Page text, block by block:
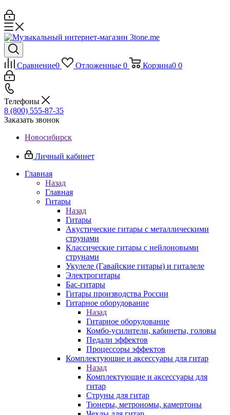
Сравнение0 Отложенные 0 Корзина0 0
Телефоны
8 (800) 555-87-35
Заказать звонок
Новосибирск
Личный кабинет
Главная
Назад
Главная
Гитары
Назад
Гитары
Акустические гитары с металлическими
струнами
Классические гитары с нейлоновыми
струнами
Укулеле (Гавайские гитары) и гиталеле
Электрогитары
Бас-гитары
Гитары производства России
Гитарное оборудование
Назад
Гитарное оборудование
Комбо-усилители, кабинеты, головы
Педали эффектов
Процессоры эффектов
Комплектующие и аксессуары для гитар
Назад
Комплектующие и аксессуары для
гитар
Струны для гитар
Тюнеры, метрономы, камертоны